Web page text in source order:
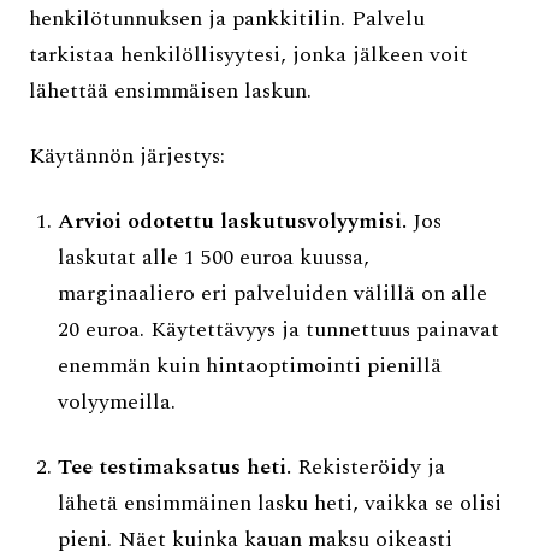
henkilötunnuksen ja pankkitilin. Palvelu
tarkistaa henkilöllisyytesi, jonka jälkeen voit
lähettää ensimmäisen laskun.
Käytännön järjestys:
Arvioi odotettu laskutusvolyymisi. Jos
laskutat alle 1 500 euroa kuussa,
marginaaliero eri palveluiden välillä on alle
20 euroa. Käytettävyys ja tunnettuus painavat
enemmän kuin hintaoptimointi pienillä
volyymeilla.
Tee testimaksatus heti. Rekisteröidy ja
lähetä ensimmäinen lasku heti, vaikka se olisi
pieni. Näet kuinka kauan maksu oikeasti